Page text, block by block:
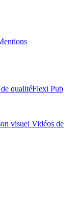
qualitéFlexi Pub
visuel Vidéos de